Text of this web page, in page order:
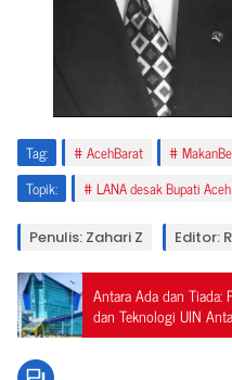
Tag: AcehBarat
Topik:
LANA desak Bupati
Penulis: Zahari Z Editor:
Antara Ada dan Tiada:
dan Teknologi UIN
Calon Mahasiswa